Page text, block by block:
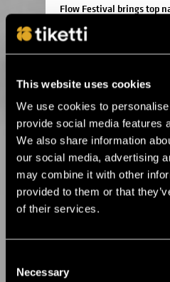
This website uses cookies
We use cookies to
provide social media features
We also share information
our social media, advertising
may combine it with other
provided to them or that
of their services.
Selection
Necessary
Flow Festival brings top
Flow Festival’s Balloon
music legends and
16.1.2026 12:00
Helsinki Music Week
artist lineup! ›
Ankea Festival releases a